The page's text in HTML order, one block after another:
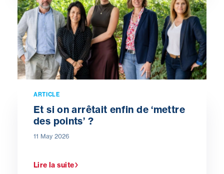
ARTICLE
Et si on arrêtait enfin de ‘mettre
des points’ ?
11 May 2026
Lire la suite